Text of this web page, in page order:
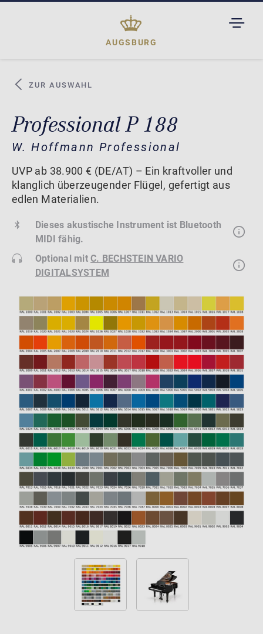
AUGSBURG
ZUR AUSWAHL
Professional P 188
W. Hoffmann Professional
UVP ab 38.900 € (DE/AT) – Ein kraftvoller und
klanglich überzeugender Flügel, gefertigt aus
edlen Materialien.
Dieses akustische Instrument ist Bluetooth
MIDI fähig.
Optional mitC. BECHSTEIN VARIO
DIGITALSYSTEM